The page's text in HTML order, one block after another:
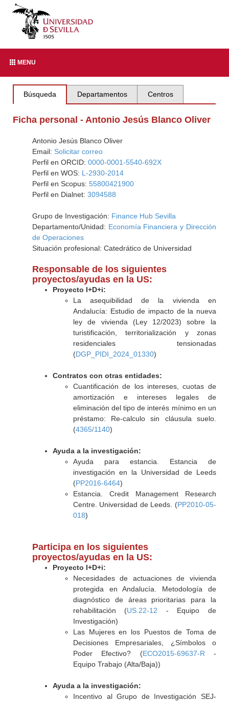
MENU
Búsqueda Departamentos Centros
Ficha personal - Antonio Jesús Blanco Oliver
Antonio Jesús Blanco Oliver
Email: Solicitar correo
Perfil en ORCID: 0000-0001-5540-692X
Perfil en WOS: L-2930-2014
Perfil en Scopus: 55800421900
Perfil en Dialnet: 3094588
Grupo de Investigación: Finance Hub Sevilla
Departamento/Unidad: Economía Financiera y Dirección
de Operaciones
Situación profesional: Catedrático de Universidad
Responsable de los siguientes
proyectos/ayudas en la US:
Proyecto I+D+i:
La asequibilidad de la vivienda en
Andalucía: Estudio de impacto de la nueva
ley de vivienda (Ley 12/2023) sobre la
turistificación, territorialización y zonas
residenciales tensionadas
(DGP_PIDI_2024_01330)
Contratos con otras entidades:
Cuantificación de los intereses, cuotas de
amortización e intereses legales de
eliminación del tipo de interés mínimo en un
préstamo: Re-calculo sin cláusula suelo.
(4365/1140)
Ayuda a la investigación:
Ayuda para estancia. Estancia de
investigación en la Universidad de Leeds
(PP2016-6464)
Estancia. Credit Management Research
Centre. Universidad de Leeds. (PP2010-05-
018)
Participa en los siguientes
proyectos/ayudas en la US:
Proyecto I+D+i:
Necesidades de actuaciones de vivienda
protegida en Andalucía. Metodología de
diagnóstico de áreas prioritarias para la
rehabilitación (US.22-12 - Equipo de
Investigación)
Las Mujeres en los Puestos de Toma de
Decisiones Empresariales, ¿Símbolos o
Poder Efectivo? (ECO2015-69637-R -
Equipo Trabajo (Alta/Baja))
Ayuda a la investigación:
Incentivo al Grupo de Investigación SEJ-